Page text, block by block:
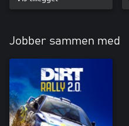
Jobber sammen med